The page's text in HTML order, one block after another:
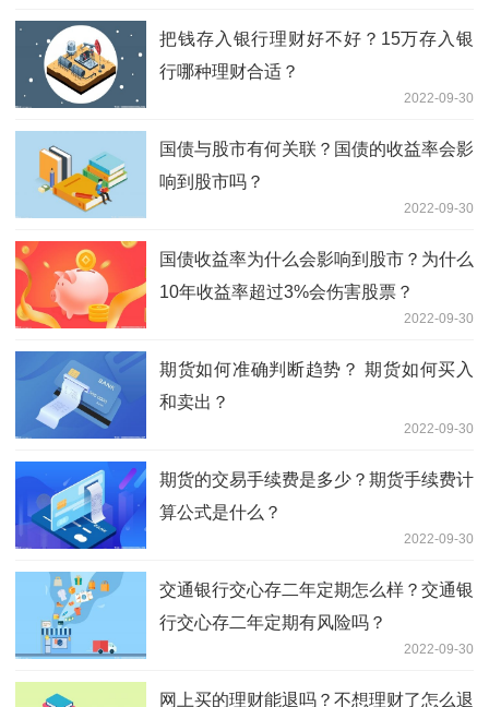
把钱存入银行理财好不好？15万存入银
行哪种理财合适？
2022-09-30
国债与股市有何关联？国债的收益率会影
响到股市吗？
2022-09-30
国债收益率为什么会影响到股市？为什么
10年收益率超过3%会伤害股票？
2022-09-30
期货如何准确判断趋势？ 期货如何买入
和卖出？
2022-09-30
期货的交易手续费是多少？期货手续费计
算公式是什么？
2022-09-30
交通银行交心存二年定期怎么样？交通银
行交心存二年定期有风险吗？
2022-09-30
网上买的理财能退吗？不想理财了怎么退